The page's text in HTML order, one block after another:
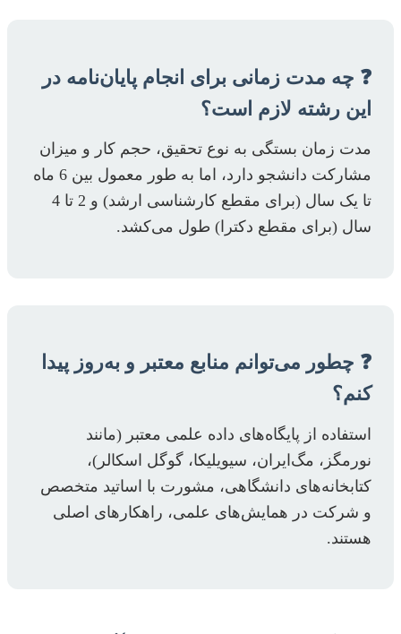
❓ چه مدت زمانی برای انجام پایان‌نامه در
این رشته لازم است؟
مدت زمان بستگی به نوع تحقیق، حجم کار و میزان
مشارکت دانشجو دارد، اما به طور معمول بین 6 ماه
تا یک سال (برای مقطع کارشناسی ارشد) و 2 تا 4
سال (برای مقطع دکترا) طول می‌کشد.
❓ چطور می‌توانم منابع معتبر و به‌روز پیدا
کنم؟
استفاده از پایگاه‌های داده علمی معتبر (مانند
نورمگز، مگ‌ایران، سیویلیکا، گوگل اسکالر)،
کتابخانه‌های دانشگاهی، مشورت با اساتید متخصص
و شرکت در همایش‌های علمی، راهکارهای اصلی
هستند.